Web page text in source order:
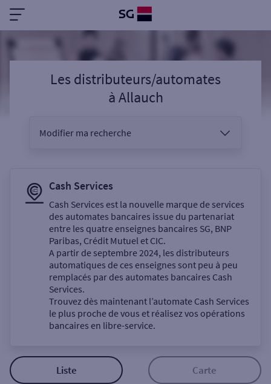
Les distributeurs/automates
àAllauch
Modifier ma recherche
Sélectionnez votre recherche
Un service
Autour de moi
Cash Services
Cash Services est la nouvelle marque de services
des automates bancaires issue du partenariat
entre les quatre enseignes bancaires SG, BNP
Paribas, Crédit Mutuel et CIC.
A partir de septembre 2024, les distributeurs
automatiques de ces enseignes sont peu à peu
remplacés par des automates bancaires Cash
Services.
Trouvez dès maintenant l’automate Cash Services
le plus proche de vous et réalisez vos opérations
bancaires en libre-service.
Liste Carte